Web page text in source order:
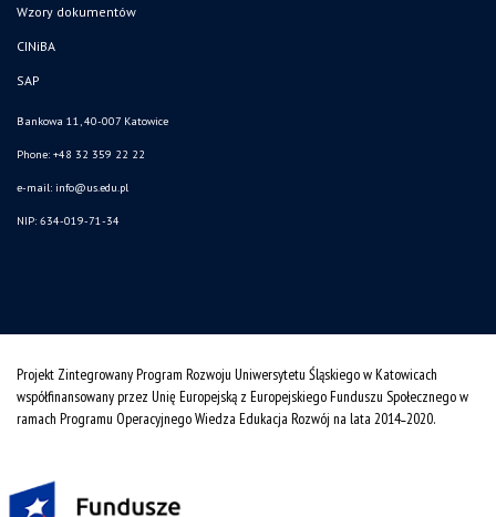
Wzory dokumentów
CINiBA
SAP
Bankowa 11, 40-007 Katowice
Phone: +48 32 359 22 22
e-mail: info@us.edu.pl
NIP: 634-019-71-34
Projekt Zintegrowany Program Rozwoju Uniwersytetu Śląskiego w Katowicach
współfinansowany przez Unię Europejską z Europejskiego Funduszu Społecznego w
ramach Programu Operacyjnego Wiedza Edukacja Rozwój na lata 2014˗2020.